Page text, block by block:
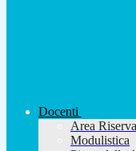
Docenti
Area
Modulistica